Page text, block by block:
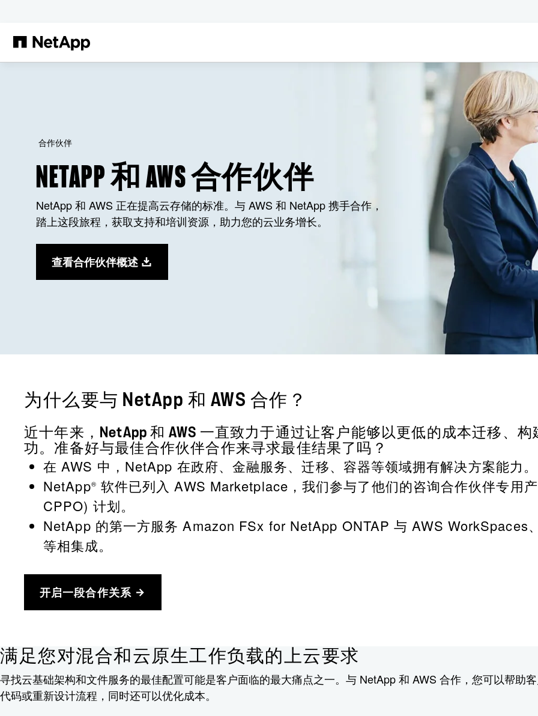
合作伙伴
NETAPP 和 AWS 合作伙伴
NetApp 和 AWS 正在提高云存储的标准。与 AWS 和 NetApp 携手合作，
踏上这段旅程，获取支持和培训资源，助力您的云业务增长。
查看合作伙伴概述
为什么要与 NetApp 和 AWS 合作？
近十年来，NetApp 和 AWS 一直致力于通过让客户能够以更低的成本迁移、
功。准备好与最佳合作伙伴合作来寻求最佳结果了吗？
在 AWS 中，NetApp 在政府、金融服务、迁移、容器等领域拥有解决方案能力。
NetApp® 软件已列入 AWS Marketplace，我们参与了他们的咨询合作伙伴专用
CPPO) 计划。
NetApp 的第一方服务 Amazon FSx for NetApp ONTAP 与 AWS WorkSpaces
等相集成。
开启一段合作关系
满足您对混合和云原生工作负载的上云要求
寻找云基础架构和文件服务的最佳配置可能是客户面临的最大痛点之一。与 NetApp 和 AWS 合作，您可以帮助
代码或重新设计流程，同时还可以优化成本。